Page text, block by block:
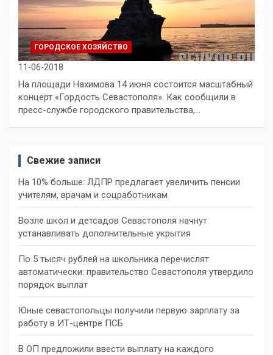
ГОРОДСКОЕ ХОЗЯЙСТВО
11-06-2018
На площади Нахимова 14 июня состоится масштабный
концерт «Гордость Севастополя». Как сообщили в
пресс-службе городского правительства,…
Свежие записи
На 10% больше: ЛДПР предлагает увеличить пенсии
учителям, врачам и соцработникам
Возле школ и детсадов Севастополя начнут
устанавливать дополнительные укрытия
По 5 тысяч рублей на школьника перечислят
автоматически: правительство Севастополя утвердило
порядок выплат
Юные севастопольцы получили первую зарплату за
работу в ИТ-центре ПСБ
В ОП предложили ввести выплату на каждого